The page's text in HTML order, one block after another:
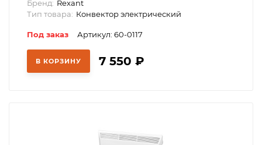
Бренд: Rexant
Тип товара: Конвектор электрический
Под заказ Артикул: 60-0117
В КОРЗИНУ 7 550 ₽